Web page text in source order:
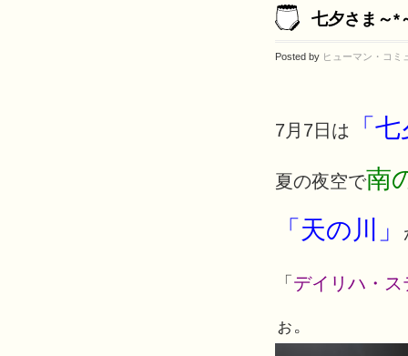
七夕さま～
Posted by ヒューマン・コ
7月7日は 「
夏の夜空で南
「天の川」
「 デイリハ・
ぉ。